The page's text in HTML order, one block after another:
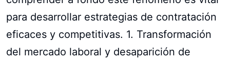
para desarrollar estrategias de contratación
eficaces y competitivas. 1. Transformación
del mercado laboral y desaparición de